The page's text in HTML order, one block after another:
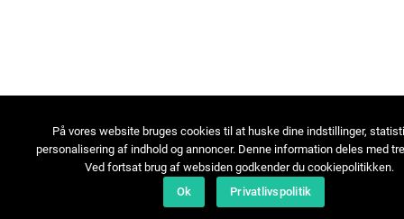
På vores website bruges cookies til at huske dine indstillinger,
personalisering af indhold og annoncer. Denne information deles med
Ved fortsat brug af websiden godkender du cookiepolitikken.
Ok
Privatlivspolitik